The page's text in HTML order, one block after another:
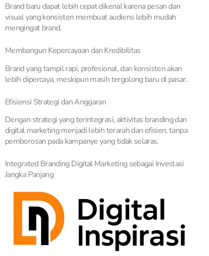
Brand baru dapat lebih cepat dikenal karena pesan dan
visual yang konsisten membuat audiens lebih mudah
mengingat brand.
Membangun Kepercayaan dan Kredibilitas
Brand yang tampil rapi, profesional, dan konsisten akan
lebih dipercaya, meskipun masih tergolong baru di pasar.
Efisiensi Strategi dan Anggaran
Dengan strategi yang terintegrasi, aktivitas branding dan
digital marketing menjadi lebih terarah dan efisien, tanpa
pemborosan pada kampanye yang tidak selaras.
Integrated Branding Digital Marketing sebagai Investasi
Jangka Panjang